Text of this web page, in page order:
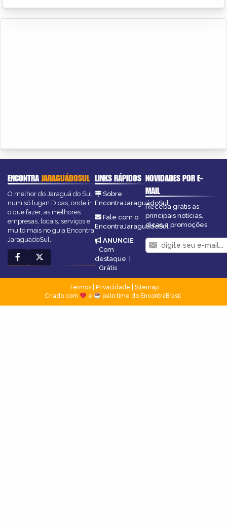
ENCONTRAJARAGUÁDOSUL
O melhor do Jaraguá do Sul
num só lugar! Dicas, onde ir,
o que fazer, as melhores
empresas, locais, serviços e
muito mais no guia Encontra
JaraguádoSul.
LINKS RÁPIDOS
Sobre
EncontraJaraguádoSul
Fale com o
EncontraJaraguádoSul
ANUNCIE:
Com
destaque |
Grátis
NOVIDADES POR E-
MAIL
Receba grátis as
principais notícias,
dicas e promoções
Termos| Privacidade
Sitemap
Criado com
e pelo time do EncontraBrasil